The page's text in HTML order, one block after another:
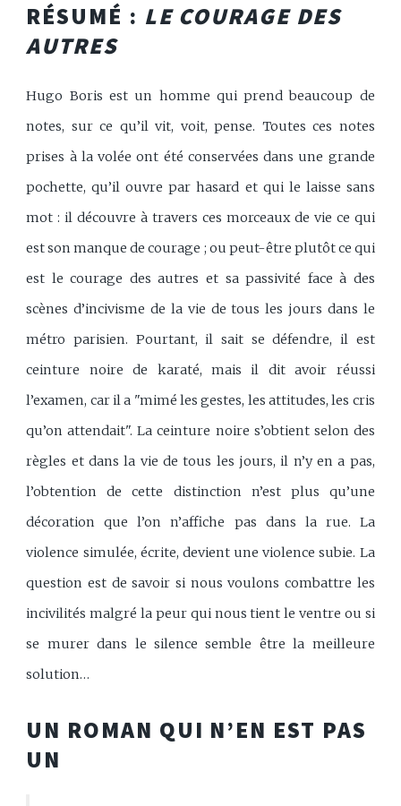
RÉSUMÉ : LE COURAGE DES
AUTRES
Hugo Boris est un homme qui prend beaucoup de
notes, sur ce qu’il vit, voit, pense. Toutes ces notes
prises à la volée ont été conservées dans une grande
pochette, qu’il ouvre par hasard et qui le laisse sans
mot : il découvre à travers ces morceaux de vie ce qui
est son manque de courage ; ou peut-être plutôt ce qui
est le courage des autres et sa passivité face à des
scènes d’incivisme de la vie de tous les jours dans le
métro parisien. Pourtant, il sait se défendre, il est
ceinture noire de karaté, mais il dit avoir réussi
l’examen, car il a "mimé les gestes, les attitudes, les cris
qu’on attendait". La ceinture noire s’obtient selon des
règles et dans la vie de tous les jours, il n’y en a pas,
l’obtention de cette distinction n’est plus qu’une
décoration que l’on n’affiche pas dans la rue. La
violence simulée, écrite, devient une violence subie. La
question est de savoir si nous voulons combattre les
incivilités malgré la peur qui nous tient le ventre ou si
se murer dans le silence semble être la meilleure
solution…
UN ROMAN QUI N’EN EST PAS
UN